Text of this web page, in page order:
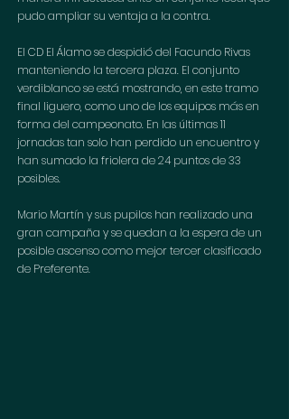
pudo ampliar su ventaja a la contra.
El CD El Álamo se despidió del Facundo Rivas
manteniendo la tercera plaza. El conjunto
verdiblanco se está mostrando, en este tramo
final liguero, como uno de los equipos más en
forma del campeonato. En las últimas 11
jornadas tan solo han perdido un encuentro y
han sumado la friolera de 24 puntos de 33
posibles.
Mario Martín y sus pupilos han realizado una
gran campaña y se quedan a la espera de un
posible ascenso como mejor tercer clasificado
de Preferente.